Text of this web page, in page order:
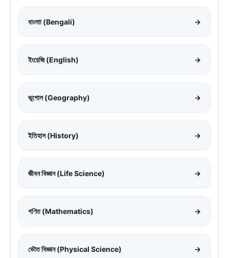
বাংলাা (Bengali) →
ইংরেজি (English) →
ভূগোল (Geography) →
ইতিহাস (History) →
জীবন বিজ্ঞান (Life Science) →
গণিত (Mathematics) →
ভৌত বিজ্ঞান (Physical Science) →